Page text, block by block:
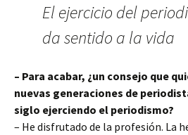
El ejercicio del
da sentido a la vida
– Para acabar, ¿un consejo que
nuevas generaciones de
siglo ejerciendo el periodismo?
– He disfrutado de la profesión. La